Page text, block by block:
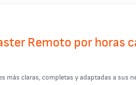
Remoto por horas
claras, completas y adaptadas a sus